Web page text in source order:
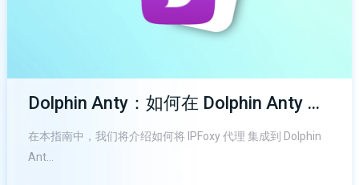
Dolphin Anty：如何在 Dolphin Anty …
在本指南中，我们将介绍如何将 IPFoxy 代理 集成到 Dolphin
Ant…